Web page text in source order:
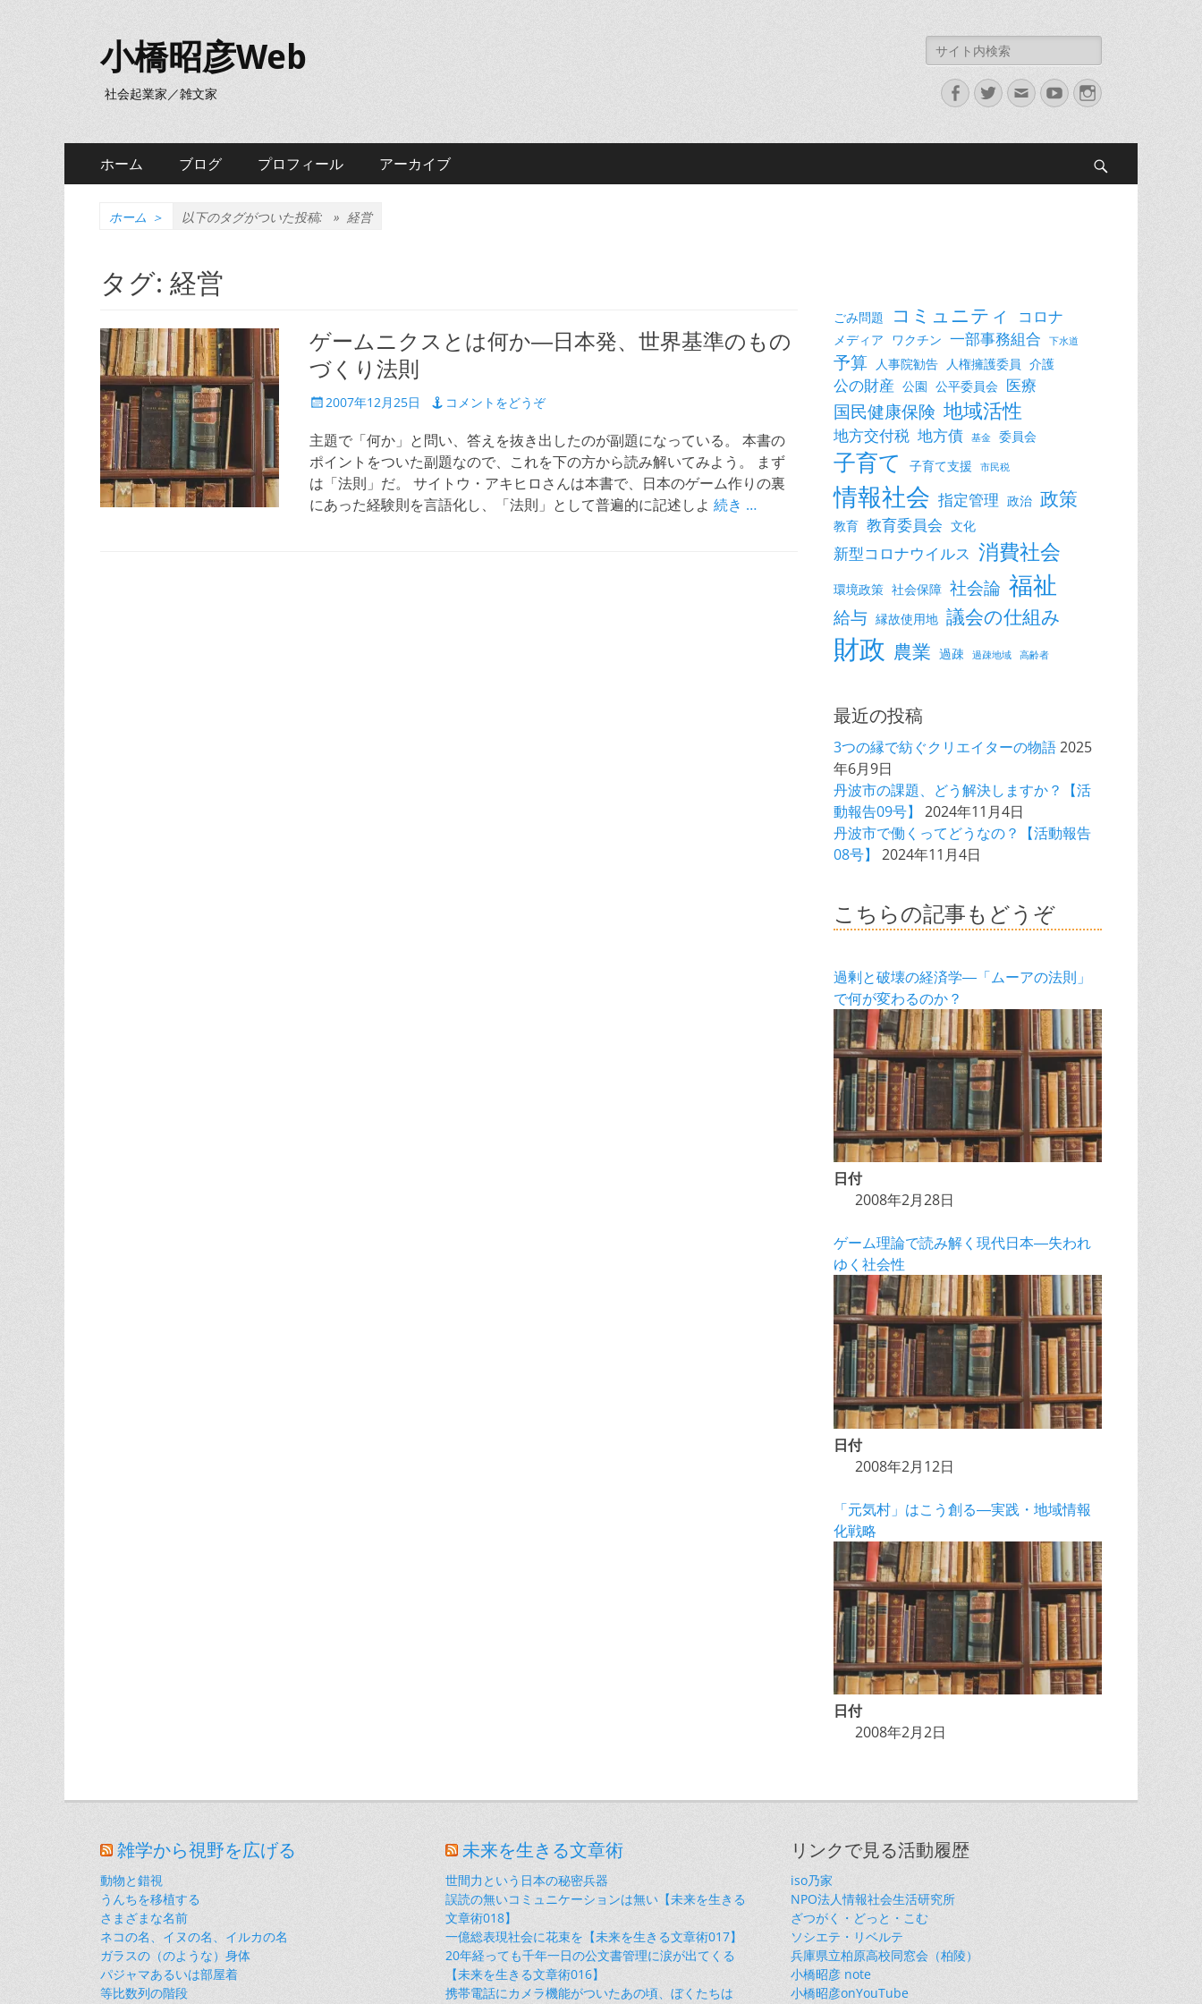
小橋昭彦Web
社会起業家／雑文家
検
索:
Facebook
Twitter
メ
ー
YouTubeInstagram
メ
イ
ニ
ー
ホーム ブログ プロフィール アーカイブ
ホーム ＞ 以下のタグがついた投稿: » 経営
タグ: 経営
ゲームニクスとは何か―日本発、世界基準のもの
づくり法則
投
日
2007年12月25日 コメントをどうぞ
主題で「何か」と問い、答えを抜き出したのが副題になっている。 本書の
ポイントをついた副題なので、これを下の方から読み解いてみよう。 まず
は「法則」だ。 サイトウ・アキヒロさんは本書で、日本のゲーム作りの裏
にあった経験則を言語化し、「法則」として普遍的に記述しよ 続き …
ごみ問題 コミュニティ コロナ
メディア ワクチン 一部事務組合 下水道
予算 人事院勧告 人権擁護委員 介護
公の財産 公園 公平委員会 医療
国民健康保険 地域活性
地方交付税 地方債 基金 委員会
子育て 子育て支援 市民税
情報社会 指定管理 政治 政策
教育 教育委員会 文化
新型コロナウイルス 消費社会
環境政策 社会保障 社会論 福祉
給与 縁故使用地 議会の仕組み
財政 農業 過疎 過疎地域 高齢者
最近の投稿
3つの縁で紡ぐクリエイターの物語2025
年6月9日
丹波市の課題、どう解決しますか？【活
動報告09号】
2024年11月4日
丹波市で働くってどうなの？【活動報告
08号】
2024年11月4日
こちらの記事もどうぞ
過剰と破壊の経済学―「ムーアの法則」
で何が変わるのか？
日付
2008年2月28日
ゲーム理論で読み解く現代日本―失われ
ゆく社会性
日付
2008年2月12日
「元気村」はこう創る―実践・地域情報
化戦略
日付
2008年2月2日
雑学から視野を広げる
動物と錯視
うんちを移植する
さまざまな名前
ネコの名、イヌの名、イルカの名
ガラスの（のような）身体
パジャマあるいは部屋着
等比数列の階段
未来を生きる文章術
世間力という日本の秘密兵器
誤読の無いコミュニケーションは無い【未来を生きる
文章術018】
一億総表現社会に花束を【未来を生きる文章術017】
20年経っても千年一日の公文書管理に涙が出てくる
【未来を生きる文章術016】
携帯電話にカメラ機能がついたあの頃、ぼくたちは
リンクで見る活動履歴
iso乃家
NPO法人情報社会生活研究所
ざつがく・どっと・こむ
ソシエテ・リベルテ
兵庫県立柏原高校同窓会（柏陵）
小橋昭彦 note
小橋昭彦onYouTube